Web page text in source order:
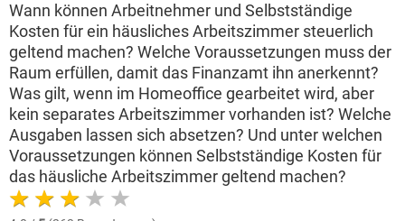
Wann können Arbeitnehmer und Selbstständige
Kosten für ein häusliches Arbeitszimmer steuerlich
geltend machen? Welche Voraussetzungen muss der
Raum erfüllen, damit das Finanzamt ihn anerkennt?
Was gilt, wenn im Homeoffice gearbeitet wird, aber
kein separates Arbeitszimmer vorhanden ist? Welche
Ausgaben lassen sich absetzen? Und unter welchen
Voraussetzungen können Selbstständige Kosten für
das häusliche Arbeitszimmer geltend machen?